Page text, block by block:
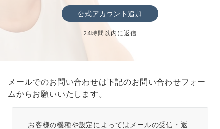
公式アカウント追加
24時間以内に返信
メールでのお問い合わせは下記のお問い合わせフォー
ムからお願いいたします。
お客様の機種や設定によってはメールの受信・返